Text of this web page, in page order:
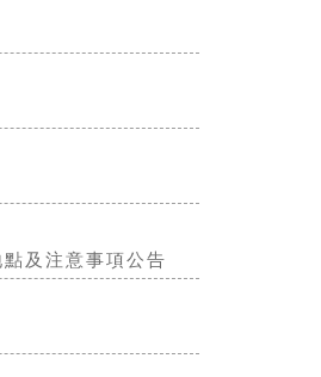
及注意事項公告